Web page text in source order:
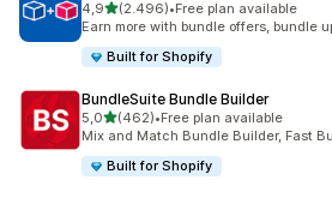
4,9de 5 estrelas
(2.496)
2496 total de avaliações
•Free plan available
Earn more with bundle offers, bundle
Built for Shopify
BundleSuite Bundle Builder
5,0de 5 estrelas
(462)
462 total de avaliações
•Free plan available
Mix and Match Bundle Builder, Fast
Built for Shopify